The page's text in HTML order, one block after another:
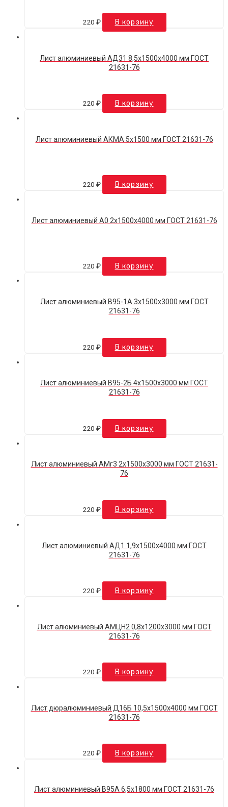
220 ₽ В корзину
Лист алюминиевый АД31 8,5х1500х4000 мм ГОСТ
21631-76
220 ₽ В корзину
Лист алюминиевый АКМА 5х1500 мм ГОСТ 21631-76
220 ₽ В корзину
Лист алюминиевый А0 2х1500х4000 мм ГОСТ 21631-76
220 ₽ В корзину
Лист алюминиевый В95-1А 3х1500х3000 мм ГОСТ
21631-76
220 ₽ В корзину
Лист алюминиевый В95-2Б 4х1500х3000 мм ГОСТ
21631-76
220 ₽ В корзину
Лист алюминиевый АМг3 2х1500х3000 мм ГОСТ 21631-
76
220 ₽ В корзину
Лист алюминиевый АД1 1,9х1500х4000 мм ГОСТ
21631-76
220 ₽ В корзину
Лист алюминиевый АМЦН2 0,8х1200х3000 мм ГОСТ
21631-76
220 ₽ В корзину
Лист дюралюминиевый Д16Б 10,5х1500х4000 мм ГОСТ
21631-76
220 ₽ В корзину
Лист алюминиевый В95А 6,5х1800 мм ГОСТ 21631-76